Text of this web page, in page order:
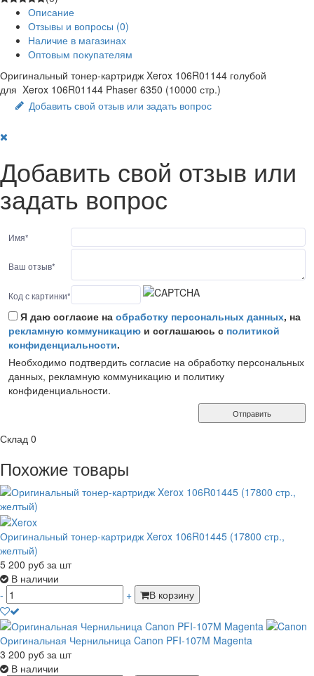
Описание
Отзывы и вопросы (0)
Наличие в магазинах
Оптовым покупателям
Оригинальный тонер-картридж Xerox 106R01144 голубой
для Xerox 106R01144 Phaser 6350 (10000 стр.)
Добавить свой отзыв или задать вопрос
Добавить свой отзыв или
задать вопрос
Имя*
Ваш отзыв*
Код с картинки*
Я даю согласие на обработку персональных данных, на
рекламную коммуникацию и соглашаюсь с политикой
конфиденциальности.
Необходимо подтвердить согласие на обработку персональных
данных, рекламную коммуникацию и политику
конфиденциальности.
Отправить
Склад 0
Похожие товары
Оригинальный тонер-картридж Xerox 106R01445 (17800 стр.,
желтый)
5 200 руб за шт
В наличии
-
+ В корзину
Оригинальная Чернильница Canon PFI-107M Magenta
3 200 руб за шт
В наличии